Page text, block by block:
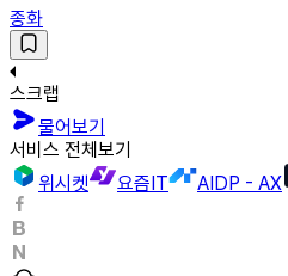
종화
스크랩
물어보기
서비스 전체보기
위시켓
요즘IT AIDP - AX